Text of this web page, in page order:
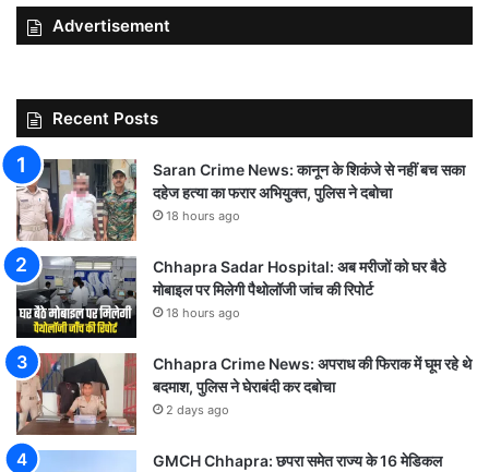
Advertisement
Recent Posts
Saran Crime News: कानून के शिकंजे से नहीं बच सका
दहेज हत्या का फरार अभियुक्त, पुलिस ने दबोचा
18 hours ago
Chhapra Sadar Hospital: अब मरीजों को घर बैठे
मोबाइल पर मिलेगी पैथोलॉजी जांच की रिपोर्ट
18 hours ago
Chhapra Crime News: अपराध की फिराक में घूम रहे थे
बदमाश, पुलिस ने घेराबंदी कर दबोचा
2 days ago
GMCH Chhapra: छपरा समेत राज्य के 16 मेडिकल